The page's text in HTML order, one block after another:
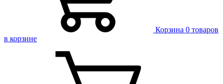
Корзина 0 товаров
в корзине